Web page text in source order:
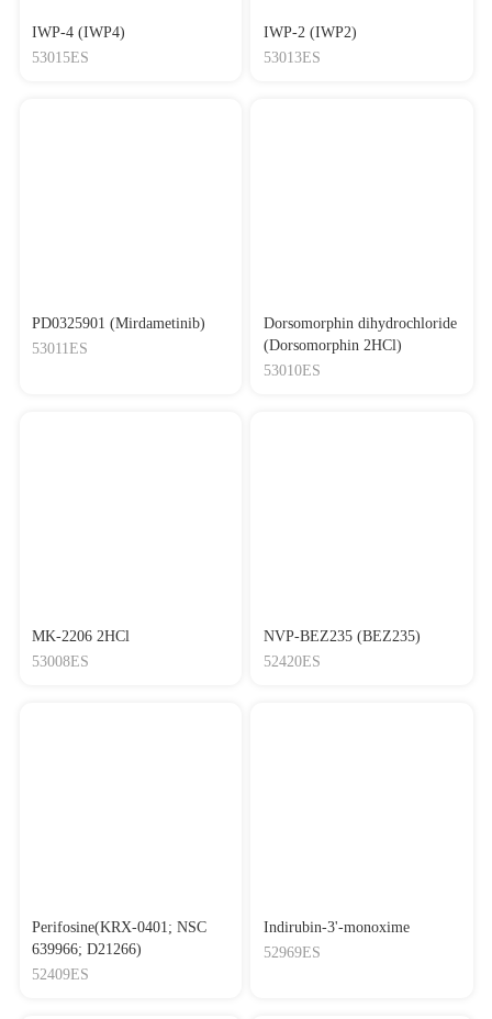
IWP-4 (IWP4)
53015ES
IWP-2 (IWP2)
53013ES
PD0325901 (Mirdametinib)
53011ES
Dorsomorphin dihydrochloride
(Dorsomorphin 2HCl)
53010ES
MK-2206 2HCl
53008ES
NVP-BEZ235 (BEZ235)
52420ES
Perifosine(KRX-0401; NSC
639966; D21266)
52409ES
Indirubin-3'-monoxime
52969ES